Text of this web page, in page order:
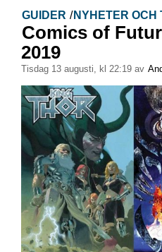
GUIDER / NYHETER OCH
Comics of
2019
tisdag 13 augusti, kl 22:19 av